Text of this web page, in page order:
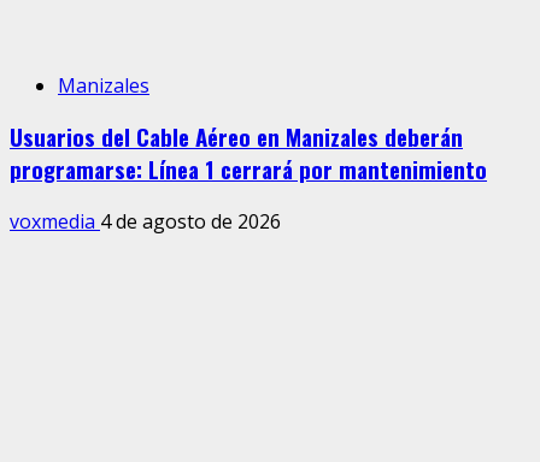
Manizales
Usuarios del Cable Aéreo en Manizales deberán
programarse: Línea 1 cerrará por mantenimiento
voxmedia 4 de agosto de 2026